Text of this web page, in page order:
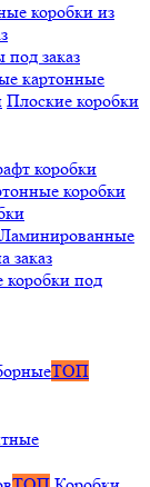
коробки из
заказ
картонные
Плоские коробки
коробки
коробки
Ламинированные
заказ
коробки под
ТОП